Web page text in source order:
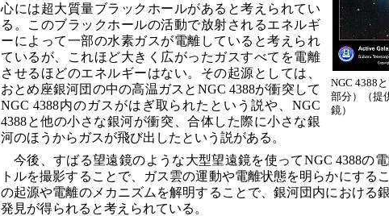
NGC 4388
部分）（提
鏡）
心には超大質量ブラックホールがあると考えられてい
る。このブラックホールの活動で放射されるエネルギ
ーによって一部の水素ガスが電離していると考えられ
ているが、これほど大きく広がったガスすべてを電離
させるほどのエネルギーはない。その起源としては、
おとめ座銀河団の中の高温ガスとNGC 4388が衝突して
NGC 4388内のガスがはぎ取られたという説や、NGC
4388と他の小さな銀河が衝突、合体した際に小さな銀
河のほうからガスが飛び出したという説がある。
今後、すばる望遠鏡のような大型望遠鏡を使ってNGC 4388の
トルを撮影することで、ガス雲の運動や電離状態を明らかにする
の起源や電離のメカニズムを解明することで、銀河団内における
発見が得られると考えられている。